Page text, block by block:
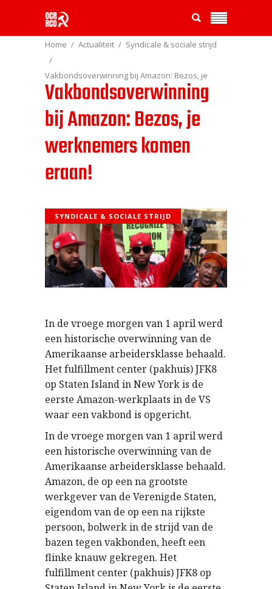
Home Actualiteit Syndicale & sociale strijd
Vakbondsoverwinning bij Amazon: Bezos, je
werknemers komen eraan!
Vakbondsoverwinning
bij Amazon: Bezos, je
werknemers komen
eraan!
SYNDICALE & SOCIALE STRIJD
In de vroege morgen van 1 april werd
een historische overwinning van de
Amerikaanse arbeidersklasse behaald.
Het fulfillment center (pakhuis) JFK8
op Staten Island in New York is de
eerste Amazon-werkplaats in de VS
waar een vakbond is opgericht.
In de vroege morgen van 1 april werd
een historische overwinning van de
Amerikaanse arbeidersklasse behaald.
Amazon, de op een na grootste
werkgever van de Verenigde Staten,
eigendom van de op een na rijkste
persoon, bolwerk in de strijd van de
bazen tegen vakbonden, heeft een
flinke knauw gekregen. Het
fulfillment center (pakhuis) JFK8 op